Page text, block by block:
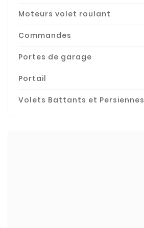
Moteurs volet roulant
Commandes
Portes de garage
Portail
Volets Battants et Persiennes